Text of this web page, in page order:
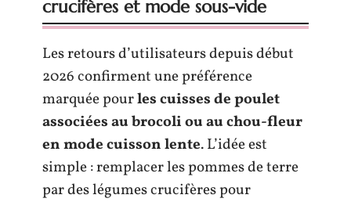
crucifères et mode sous-vide
Les retours d’utilisateurs depuis début
2026 confirment une préférence
marquée pourles cuisses de poulet
associées au brocoli ou au chou-fleur
en mode cuisson lente. L’idée est
simple : remplacer les pommes de terre
par des légumes crucifères pour